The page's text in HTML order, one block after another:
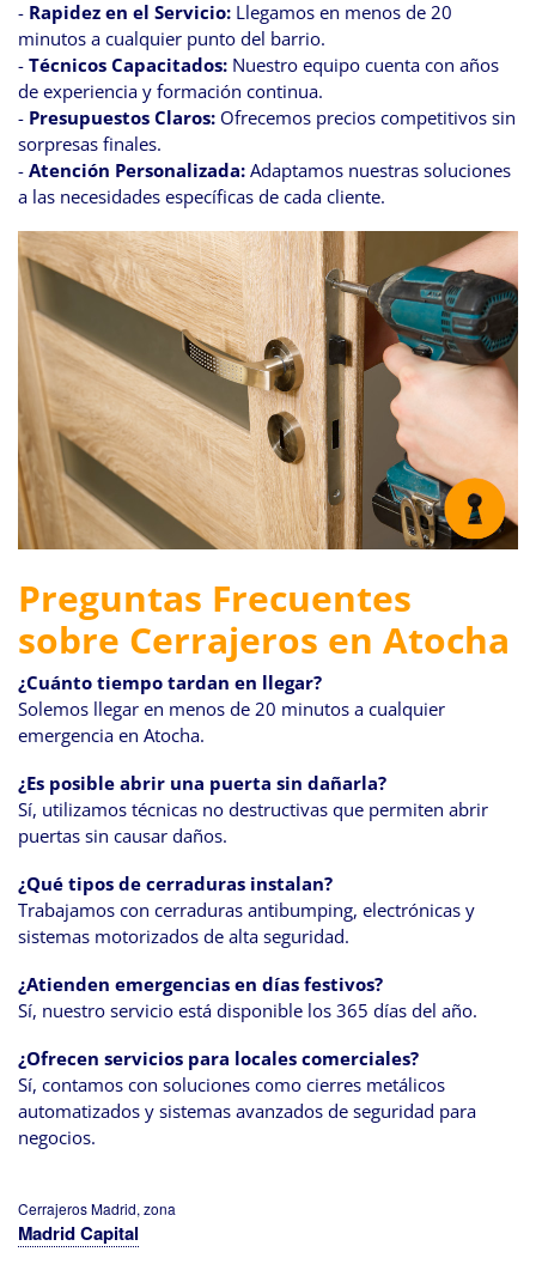
- Rapidez en el Servicio: Llegamos en menos de 20
minutos a cualquier punto del barrio.
- Técnicos Capacitados: Nuestro equipo cuenta con años
de experiencia y formación continua.
- Presupuestos Claros: Ofrecemos precios competitivos sin
sorpresas finales.
- Atención Personalizada: Adaptamos nuestras soluciones
a las necesidades específicas de cada cliente.
Preguntas Frecuentes
sobre Cerrajeros en Atocha
¿Cuánto tiempo tardan en llegar?
Solemos llegar en menos de 20 minutos a cualquier
emergencia en Atocha.
¿Es posible abrir una puerta sin dañarla?
Sí, utilizamos técnicas no destructivas que permiten abrir
puertas sin causar daños.
¿Qué tipos de cerraduras instalan?
Trabajamos con cerraduras antibumping, electrónicas y
sistemas motorizados de alta seguridad.
¿Atienden emergencias en días festivos?
Sí, nuestro servicio está disponible los 365 días del año.
¿Ofrecen servicios para locales comerciales?
Sí, contamos con soluciones como cierres metálicos
automatizados y sistemas avanzados de seguridad para
negocios.
Cerrajeros Madrid, zona
Madrid Capital